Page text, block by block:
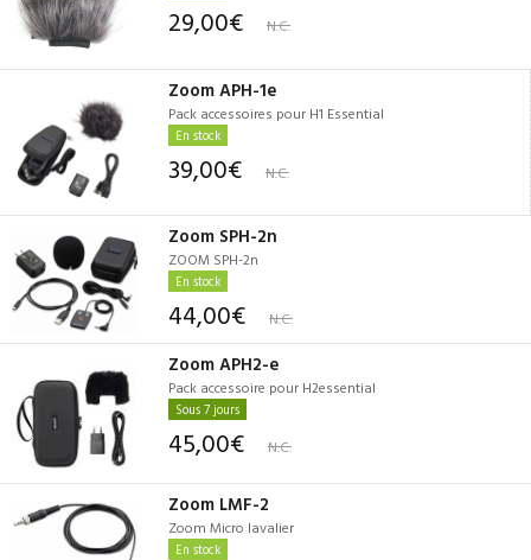
29,00€ N.C.
Zoom APH-1e
Pack accessoires pour H1 Essential
En stock
39,00€ N.C.
Zoom SPH-2n
ZOOM SPH-2n
En stock
44,00€ N.C.
Zoom APH2-e
Pack accessoire pour H2essential
Sous 7 jours
45,00€ N.C.
Zoom LMF-2
Zoom Micro lavalier
En stock